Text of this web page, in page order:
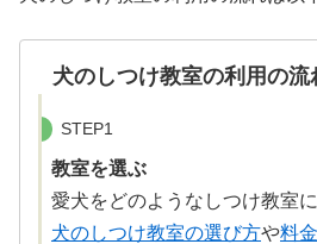
犬のしつけ教室の利用の流
STEP1
教室を選ぶ
愛犬をどのようなしつけ教室
犬のしつけ教室の選び方や料